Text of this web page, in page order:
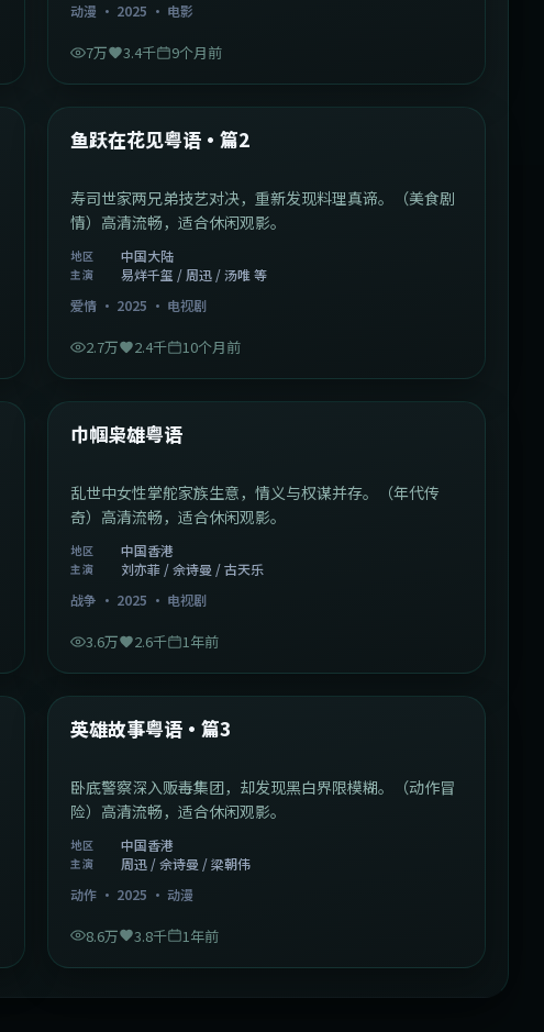
动漫 · 2025 · 电影
7万 3.4千 9个月前
最新
中国大陆 1:09:53
鱼跃在花见粤语·篇2
寿司世家两兄弟技艺对决，重新发现料理真谛。（美食剧
情）高清流畅，适合休闲观影。
地区 中国大陆
主演
易烊千玺 / 周迅 / 汤唯 等
爱情· 2025 · 电视剧
2.7万 2.4千 10个月前
最新
中国香港 1:29:59
巾帼枭雄粤语
乱世中女性掌舵家族生意，情义与权谋并存。（年代传
奇）高清流畅，适合休闲观影。
地区 中国香港
主演
刘亦菲 / 佘诗曼 / 古天乐
战争 · 2025 · 电视剧
3.6万 2.6千 1年前
最新
中国香港
英雄故事粤语·篇3
卧底警察深入贩毒集团，却发现黑白界限模糊。（动作冒
险）高清流畅，适合休闲观影。
地区 中国香港
主演
周迅 / 佘诗曼 / 梁朝伟
动作· 2025 · 动漫
8.6万 3.8千 1年前